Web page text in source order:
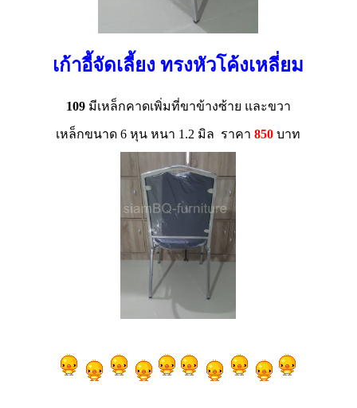
เก้าอี้จัดเลี้ยง ทรงหัวโค้งเหลี่ยม
109มีเหล็กคาดเพิ่มที่ขาข้างซ้าย และขวา
เหล็กขนาด 6 หุน หนา 1.2 มิล ราคา850บาท